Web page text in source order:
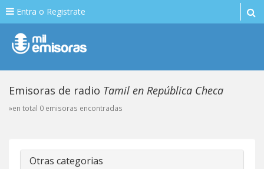
Entra o Registrate
Emisoras de radio Tamil en República Checa
»en total 0 emisoras encontradas
Otras categorias